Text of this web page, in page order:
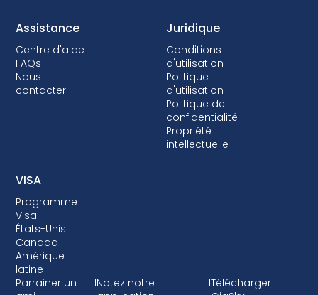
Assistance
Centre d'aide
FAQs
Nous
contacter
Juridique
Conditions
d'utilisation
Politique
d'utilisation
Politique de
confidentialité
Propriété
intellectuelle
VISA
Programme
Visa
États-Unis
Canada
Amérique
latine
Parrainer un
INotez notre
ITélécharger